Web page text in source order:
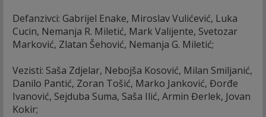
Defanzivci: Gabrijel Enake, Miroslav Vulićević, Luka
Cucin, Nemanja R. Miletić, Mark Valijente, Svetozar
Marković, Zlatan Šehović, Nemanja G. Miletić;
Vezisti: Saša Zdjelar, Nebojša Kosović, Milan Smiljanić,
Danilo Pantić, Zoran Tošić, Marko Janković, Đorđe
Ivanović, Sejduba Suma, Saša Ilić, Armin Đerlek, Jovan
Kokir;